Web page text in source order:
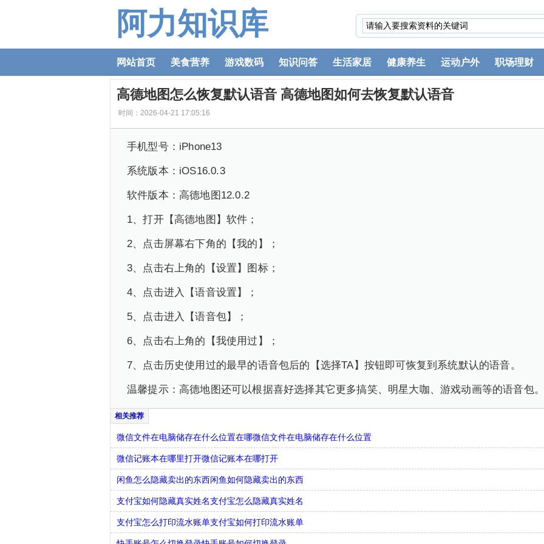
阿力知识库
网站首页 美食营养 游戏数码 知识问答 生活家居 健康养生 运动户外 职场理财
高德地图怎么恢复默认语音 高德地图如何去恢复默认语音
时间：2026-04-21 17:05:16
手机型号：iPhone13
系统版本：iOS16.0.3
软件版本：高德地图12.0.2
1、打开【高德地图】软件；
2、点击屏幕右下角的【我的】；
3、点击右上角的【设置】图标；
4、点击进入【语音设置】；
5、点击进入【语音包】；
6、点击右上角的【我使用过】；
7、点击历史使用过的最早的语音包后的【选择TA】按钮即可恢复到系统默认的语音。
温馨提示：高德地图还可以根据喜好选择其它更多搞笑、明星大咖、游戏动画等的语音包。
微信文件在电脑储存在什么位置在哪微信文件在电脑储存在什么位置
微信记账本在哪里打开微信记账本在哪打开
闲鱼怎么隐藏卖出的东西闲鱼如何隐藏卖出的东西
支付宝如何隐藏真实姓名支付宝怎么隐藏真实姓名
支付宝怎么打印流水账单支付宝如何打印流水账单